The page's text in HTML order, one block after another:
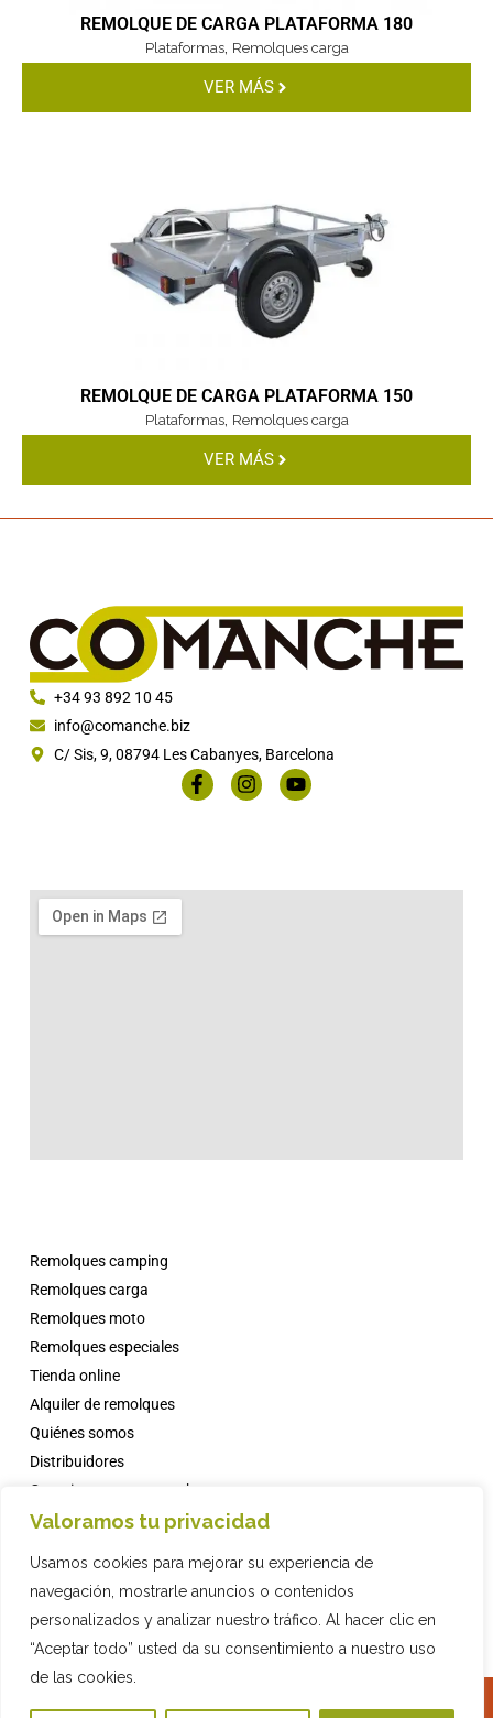
Valoramos tu privacidad
Usamos cookies para mejorar su experiencia de
navegación, mostrarle anuncios o contenidos
personalizados y analizar nuestro tráfico. Al hacer clic en
“Aceptar todo” usted da su consentimiento a nuestro uso
de las cookies.
REMOLQUE DE CARGA PLATAFORMA 180
Plataformas, Remolques carga
VER MÁS
REMOLQUE DE CARGA PLATAFORMA 150
Plataformas, Remolques carga
VER MÁS
+34 93 892 10 45
info@comanche.biz
C/ Sis, 9, 08794 Les Cabanyes, Barcelona
Quiénes somos
Distribuidores
Campings con comanche
Noticias
Remolques camping
Remolques carga
Remolques moto
Remolques especiales
Tienda online
Alquiler de remolques